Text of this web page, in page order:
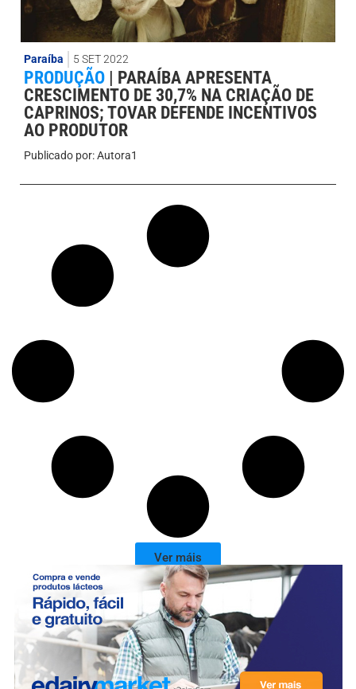
Paraíba 5 SET 2022
PRODUÇÃO | PARAÍBA APRESENTA
CRESCIMENTO DE 30,7% NA CRIAÇÃO DE
CAPRINOS; TOVAR DEFENDE INCENTIVOS
AO PRODUTOR
Publicado por:Autora1
Ver máis